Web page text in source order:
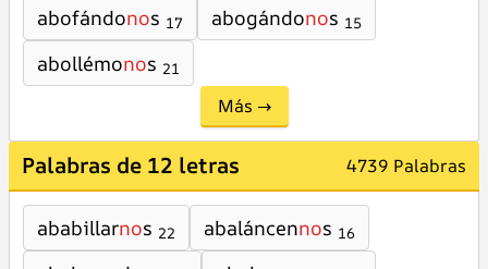
abofándonos 17 abogándonos 15
abollémonos 21
Más →
Palabras de 12 letras 4739 Palabras
ababillarnos 22 abaláncennos 16